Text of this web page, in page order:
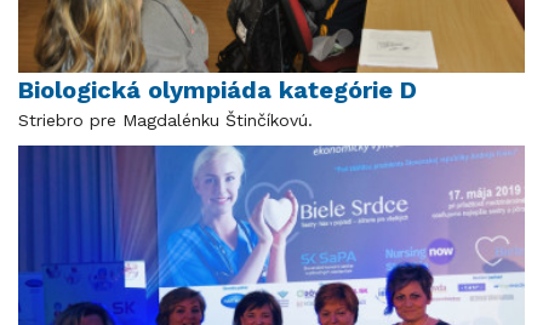
Biologická olympiáda kategórie D
Striebro pre Magdalénku Štinčíkovú.